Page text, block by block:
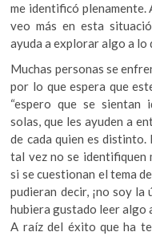
me identificó plenamente.
veo más en esta
ayuda a explorar algo a lo
Muchas personas se
por lo que espera que
“espero que se sientan
solas, que les ayuden a
de cada quien es
tal vez no se identifiquen
si se cuestionan el tema
pudieran decir, ¡no soy la
hubiera gustado leer algo
A raíz del éxito que ha